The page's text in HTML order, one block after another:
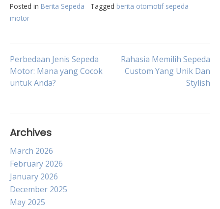
Posted in Berita Sepeda Tagged berita otomotif sepeda
motor
Post
navigation
Perbedaan Jenis Sepeda
Motor: Mana yang Cocok
untuk Anda?
Rahasia Memilih Sepeda
Custom Yang Unik Dan
Stylish
Archives
March 2026
February 2026
January 2026
December 2025
May 2025